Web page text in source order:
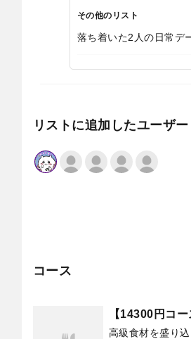
その他のリスト
落ち着いた2人の日常デ
リストに追加したユーザー
コース
【14300円コー
高級食材を盛り